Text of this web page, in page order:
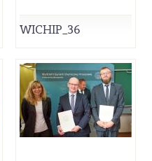
WICHIP_36